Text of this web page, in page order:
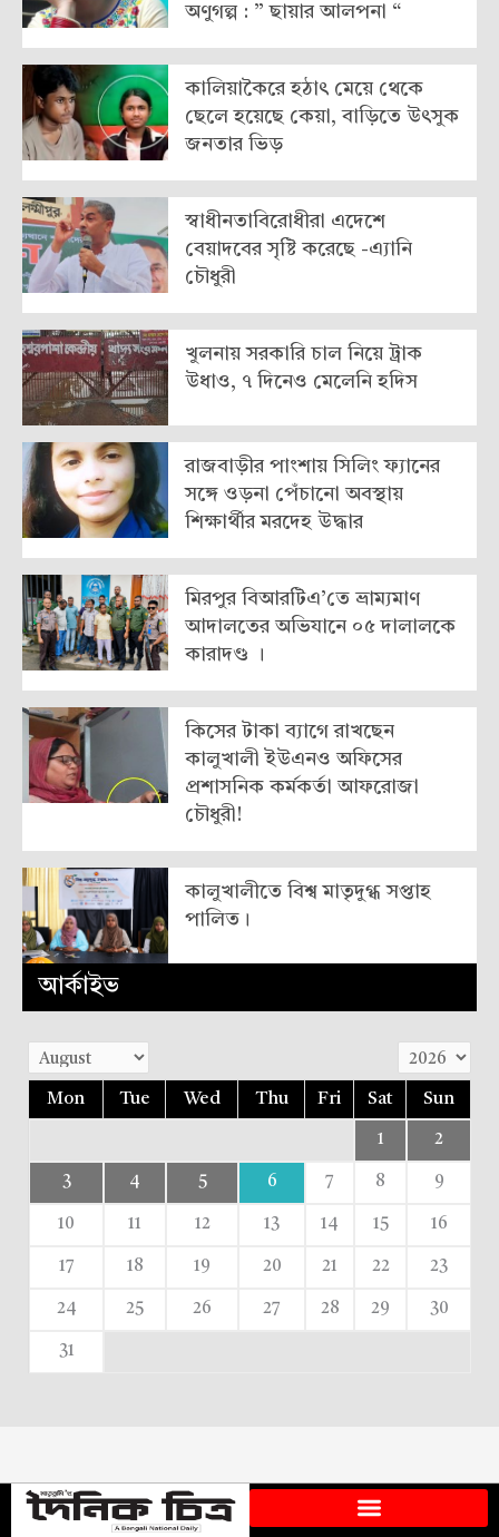
অণুগল্প : ” ছায়ার আলপনা “
কালিয়াকৈরে হঠাৎ মেয়ে থেকে
ছেলে হয়েছে কেয়া, বাড়িতে উৎসুক
জনতার ভিড়
স্বাধীনতাবিরোধীরা এদেশে
বেয়াদবের সৃষ্টি করেছে -এ্যানি
চৌধুরী
খুলনায় সরকা‌রি চাল নিয়ে ট্রাক
উধাও, ৭ দিনেও মেলে‌নি হ‌দিস
রাজবাড়ীর পাংশায় সিলিং ফ্যানের
সঙ্গে ওড়না পেঁচানো অবস্থায়
শিক্ষার্থীর মরদেহ উদ্ধার
মিরপুর বিআরটিএ’তে ভ্রাম্যমাণ
আদালতের অভিযানে ০৫ দালালকে
কারাদণ্ড ।
কিসের টাকা ব্যাগে রাখছেন
কালুখালী ইউএনও অফিসের
প্রশাসনিক কর্মকর্তা আফরোজা
চৌধুরী!
কালুখালীতে বিশ্ব মাতৃদুগ্ধ সপ্তাহ
পালিত।
আর্কাইভ
Mon Tue Wed Thu Fri Sat Sun
1 2
3 4 5 6 7 8 9
10 11 12 13 14 15 16
17 18 19 20 21 22 23
24 25 26 27 28 29 30
31